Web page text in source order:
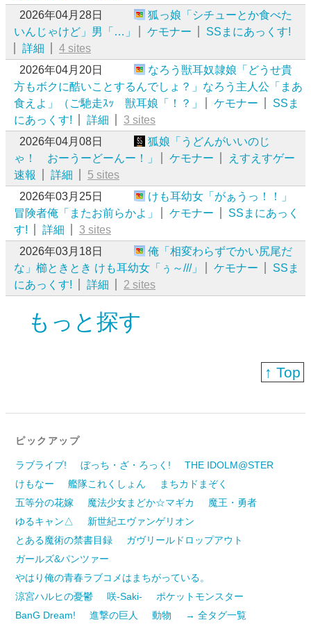
2026年04月28日
狐っ娘「シチューとか食べた
いんじゃけど」男「…」
ケモナー
SSまにあっくす!
詳細
4 sites
2026年04月20日
なろう獣耳奴隷娘「どうせ貴
方もボクに酷いことするんでしょ？」なろう主人公「まあ
食えよ」（ご馳走ｽｯ 獣耳娘「！？」
ケモナー
SSま
にあっくす!
詳細
3 sites
2026年04月08日
狐娘「うどんがいいのじ
ゃ！ おーうーどーんー！」
ケモナー
えすえすゲー
速報
詳細
5 sites
2026年03月25日
けも耳幼女「がぁうっ！！」
冒険者俺「またお前らかよ」
ケモナー
SSまにあっく
す!
詳細
3 sites
2026年03月18日
俺「相変わらずでかい尻尾だ
な」櫛ときとき けも耳幼女「ぅ～///」
ケモナー
SSま
にあっくす!
詳細 2 sites
もっと探す
↑ Top
ピックアップ
ラブライブ! ぼっち・ざ・ろっく!
THE IDOLM@STER
けもなー
艦隊これくしょん
まちカドまぞく
五等分の花嫁
魔法少女まどか☆マギカ
魔王・勇者
ゆるキャン△
新世紀エヴァンゲリオン
とある魔術の禁書目録
ガヴリールドロップアウト
ガールズ&パンツァー
やはり俺の青春ラブコメはまちがっている。
涼宮ハルヒの憂鬱
咲-Saki-
ポケットモンスター
BanG Dream!
進撃の巨人 動物 → 全タグ一覧